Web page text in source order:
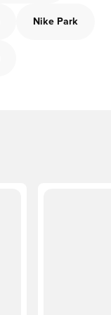
Nike Park